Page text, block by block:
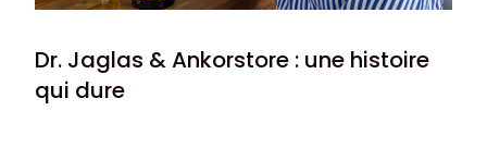
Dr. Jaglas & Ankorstore : une histoire
qui dure